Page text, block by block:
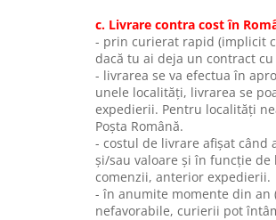
c. Livrare contra cost în
- prin curierat rapid (implicit
dacă tu ai deja un contract cu
- livrarea se va efectua în
unele localități, livrarea se
expedierii. Pentru localități
Poșta Română.
- costul de livrare afișat când
și/sau valoare și în funcție
comenzii, anterior expedierii.
- în anumite momente din an
nefavorabile, curierii pot